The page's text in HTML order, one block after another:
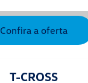
Confira a oferta
T-CROSS